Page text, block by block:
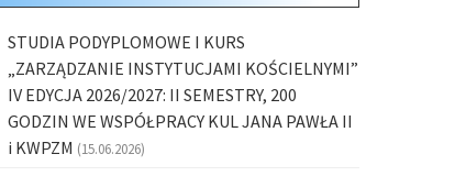
STUDIA PODYPLOMOWE I KURS
„ZARZĄDZANIE INSTYTUCJAMI KOŚCIELNYMI”
IV EDYCJA 2026/2027: II SEMESTRY, 200
GODZIN WE WSPÓŁPRACY KUL JANA PAWŁA II
i KWPZM (15.06.2026)